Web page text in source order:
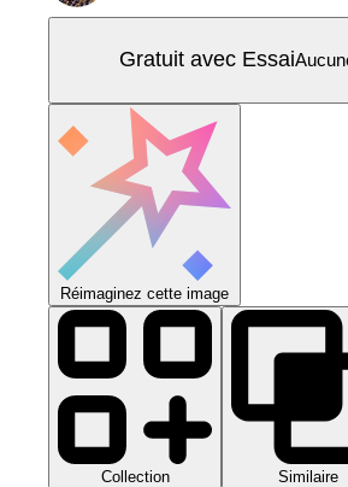
Gratuit avec Essai
Réimaginez cette image
Collection Similaire